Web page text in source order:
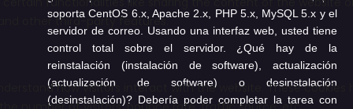
soporta CentOS 6.x, Apache 2.x, PHP 5.x, MySQL 5.x y el
servidor de correo. Usando una interfaz web, usted tiene
control total sobre el servidor. ¿Qué hay de la
reinstalación (instalación de software), actualización
(actualización de software) o desinstalación
(desinstalación)? Debería poder completar la tarea con